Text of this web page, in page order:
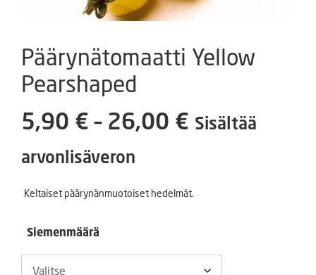
Päärynätomaatti Yellow
Pearshaped
5,90 € – 26,00 €
-
Sisältää
arvonlisäveron
Keltaiset päärynänmuotoiset hedelmät.
Siemenmäärä